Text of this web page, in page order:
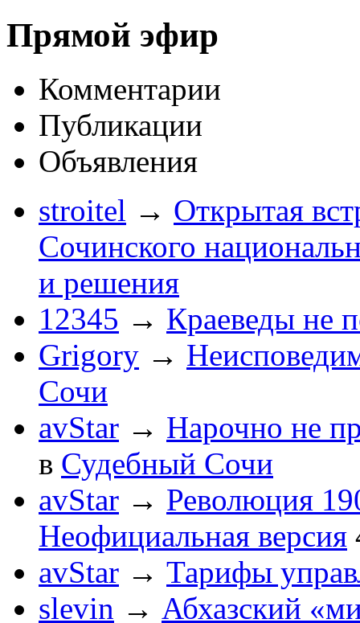
Прямой эфир
Комментарии
Публикации
Объявления
stroitel → Открытая
Сочинского
и решения
12345 → Краеведы не
Grigory →
Сочи
avStar → Нарочно не
в Судебный Сочи
avStar → Революция
Неофициальная версия
avStar → Тарифы
slevin → Абхазский